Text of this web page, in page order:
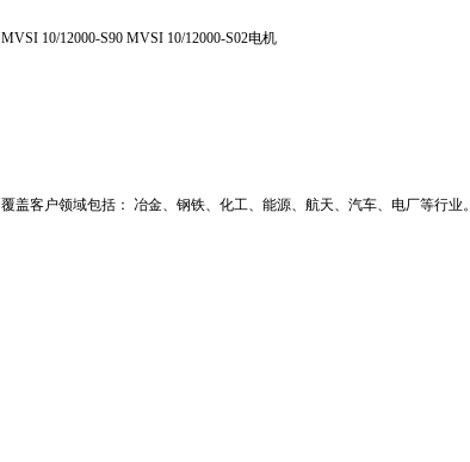
MVSI 10/12000-S90 MVSI 10/12000-S02电机
覆盖客户领域包括： 冶金、钢铁、化工、能源、航天、汽车、电厂等行业。